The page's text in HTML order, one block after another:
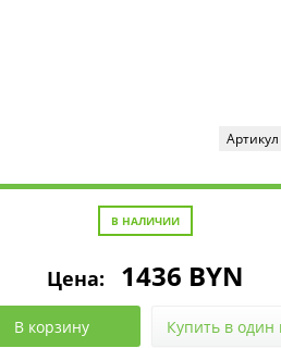
Артикул
В НАЛИЧИИ
Цена: 1436 BYN
В корзину Купить в один